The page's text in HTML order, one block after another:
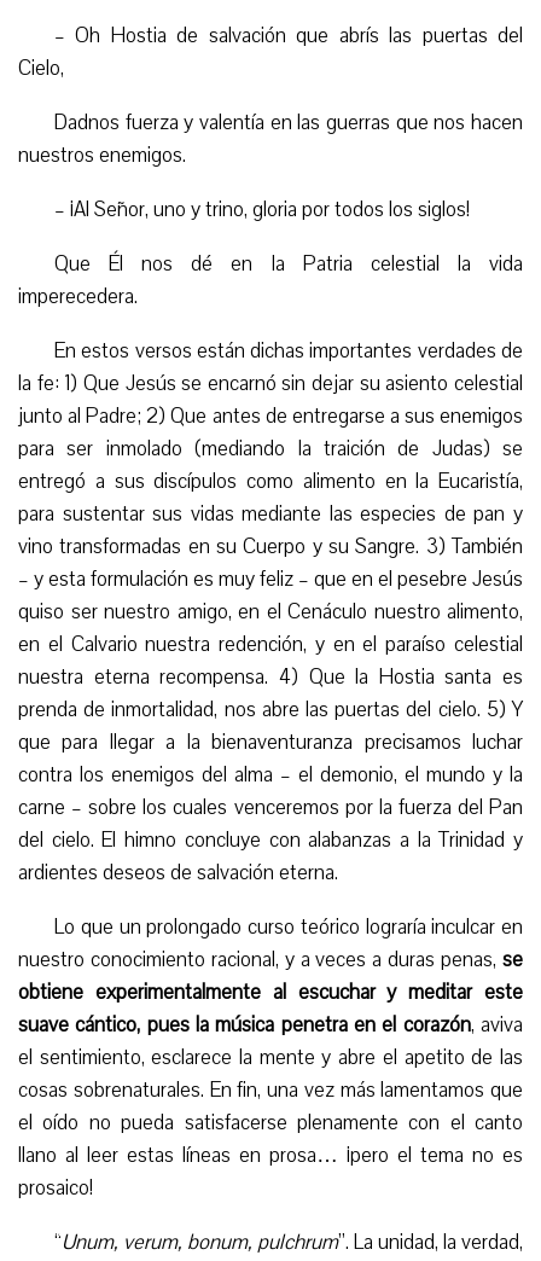
– Oh Hostia de salvación que abrís las puertas del
Cielo,
Dadnos fuerza y valentía en las guerras que nos hacen
nuestros enemigos.
– ¡Al Señor, uno y trino, gloria por todos los siglos!
Que Él nos dé en la Patria celestial la vida
imperecedera.
En estos versos están dichas importantes verdades de
la fe: 1) Que Jesús se encarnó sin dejar su asiento celestial
junto al Padre; 2) Que antes de entregarse a sus enemigos
para ser inmolado (mediando la traición de Judas) se
entregó a sus discípulos como alimento en la Eucaristía,
para sustentar sus vidas mediante las especies de pan y
vino transformadas en su Cuerpo y su Sangre. 3) También
– y esta formulación es muy feliz – que en el pesebre Jesús
quiso ser nuestro amigo, en el Cenáculo nuestro alimento,
en el Calvario nuestra redención, y en el paraíso celestial
nuestra eterna recompensa. 4) Que la Hostia santa es
prenda de inmortalidad, nos abre las puertas del cielo. 5) Y
que para llegar a la bienaventuranza precisamos luchar
contra los enemigos del alma – el demonio, el mundo y la
carne – sobre los cuales venceremos por la fuerza del Pan
del cielo. El himno concluye con alabanzas a la Trinidad y
ardientes deseos de salvación eterna.
Lo que un prolongado curso teórico lograría inculcar en
nuestro conocimiento racional, y a veces a duras penas, se
obtiene experimentalmente al escuchar y meditar este
suave cántico, pues la música penetra en el corazón, aviva
el sentimiento, esclarece la mente y abre el apetito de las
cosas sobrenaturales. En fin, una vez más lamentamos que
el oído no pueda satisfacerse plenamente con el canto
llano al leer estas líneas en prosa… ¡pero el tema no es
prosaico!
“Unum, verum, bonum, pulchrum”. La unidad, la verdad,